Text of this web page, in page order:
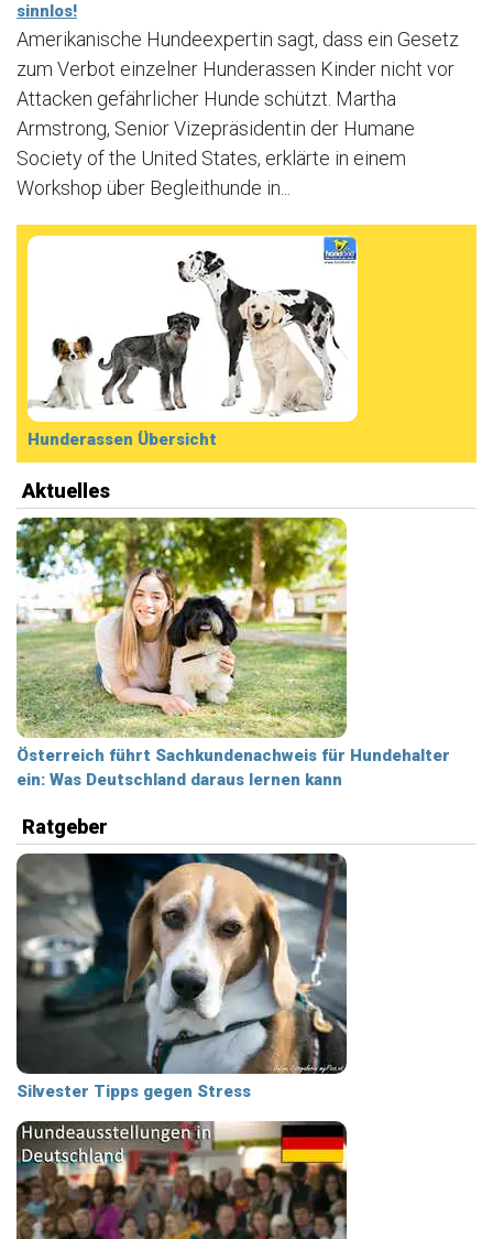
sinnlos!
Amerikanische Hundeexpertin sagt, dass ein Gesetz
zum Verbot einzelner Hunderassen Kinder nicht vor
Attacken gefährlicher Hunde schützt. Martha
Armstrong, Senior Vizepräsidentin der Humane
Society of the United States, erklärte in einem
Workshop über Begleithunde in...
Hunderassen Übersicht
Aktuelles
Österreich führt Sachkundenachweis für Hundehalter
ein: Was Deutschland daraus lernen kann
Ratgeber
Silvester Tipps gegen Stress